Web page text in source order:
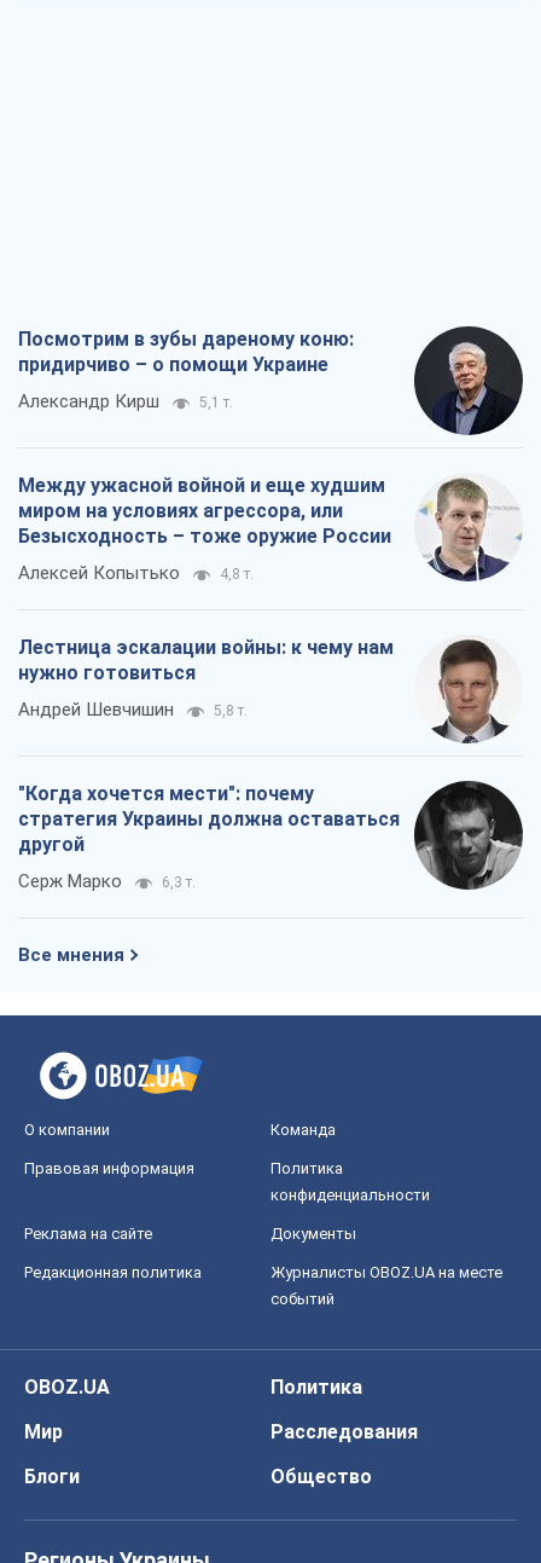
Посмотрим в зубы дареному коню:
придирчиво – о помощи Украине
Александр Кирш 5,1 т.
Между ужасной войной и еще худшим
миром на условиях агрессора, или
Безысходность – тоже оружие России
Алексей Копытько 4,8 т.
Лестница эскалации войны: к чему нам
нужно готовиться
Андрей Шевчишин 5,8 т.
"Когда хочется мести": почему
стратегия Украины должна оставаться
другой
Серж Марко 6,3 т.
Все мнения
О компании Команда
Правовая информация
Политика
конфиденциальности
Реклама на сайте Документы
Редакционная политика
Журналисты OBOZ.UA на месте
событий
OBOZ.UA
Политика
Мир
Расследования
Блоги
Общество